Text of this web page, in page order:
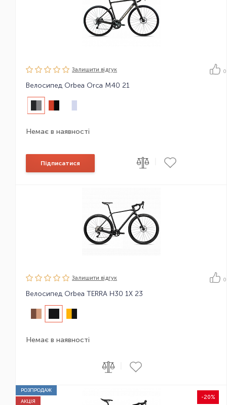
Залишити вiдгук 0
Велосипед Orbea Orca M40 21
Немає в наявності
Підписатися
Залишити вiдгук 0
Велосипед Orbea TERRA H30 1X 23
Немає в наявності
РОЗПРОДАЖ
-20%
АКЦІЯ